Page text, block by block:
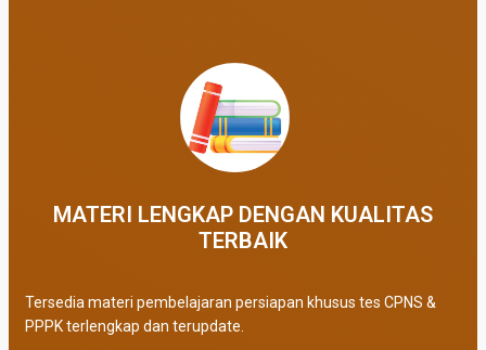
MATERI LENGKAP DENGAN KUALITAS
TERBAIK​
Tersedia materi pembelajaran persiapan khusus tes CPNS &
PPPK terlengkap dan terupdate.